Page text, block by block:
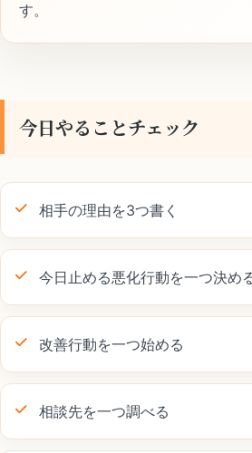
す。
今日やることチェック
相手の理由を3つ書く
今日止める悪化行動を一つ決め
改善行動を一つ始める
相談先を一つ調べる